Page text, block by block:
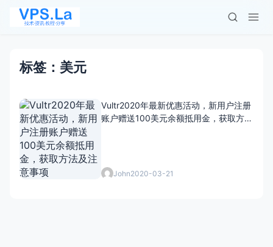
标签：美元
Vultr2020年最新优惠活动，新用户注册
账户赠送100美元余额抵用金，获取方法
John2020-03-21